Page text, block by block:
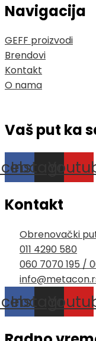
Navigacija
GEFF proizvodi
Brendovi
Kontakt
O nama
Vaš put ka
Instagram
Kontakt
Obrenovački
011 4290 580
060 7070 195 /
Instagram